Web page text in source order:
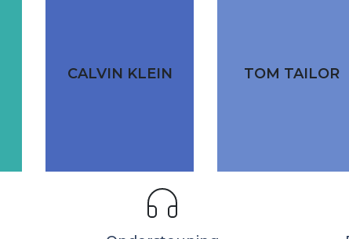
CALVIN KLEIN TOM TAILOR